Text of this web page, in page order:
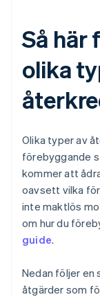
Så här
olika
Olika typer av
förebyggande
kommer att
oavsett vilka
inte maktlös
om hur du
guide.
Nedan följer en
åtgärder som